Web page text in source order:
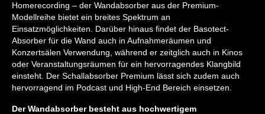
Homerecording – der Wandabsorber aus der Premium-
Modellreihe bietet ein breites Spektrum an
Einsatzmöglichkeiten. Darüber hinaus findet der Basotect-
Absorber für die Wand auch in Aufnahmeräumen und
Konzertsälen Verwendung, während er zeitglich auch in Kinos
oder Veranstaltungsräumen für ein hervorragendes Klangbild
einsteht. Der Schallabsorber Premium lässt sich zudem auch
hervorragend im Podcast und High-End Bereich einsetzen.
Der Wandabsorber besteht aus hochwertigem